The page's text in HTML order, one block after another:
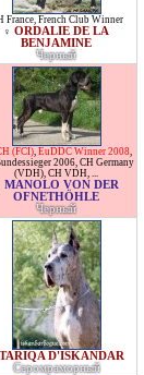
France, French Club Winner
♀ ORDALIE DE LA
BENJAMINE
Черный
(FCI), EuDDC Winner 2008,
2006, CH Germany
(VDH), CH VDH, ...
MANOLO VON DER
OFNETHÖHLE
Черный
TARIQA D'ISKANDAR
Серомраморный